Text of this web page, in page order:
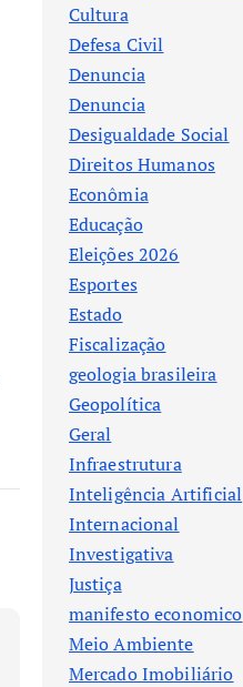
Cultura
Defesa Civil
Denuncia
Denuncia
Desigualdade Social
Direitos Humanos
Econômia
Educação
Eleições 2026
Esportes
Estado
Fiscalização
geologia brasileira
Geopolítica
Geral
Infraestrutura
Inteligência Artificial
Internacional
Investigativa
Justiça
manifesto economico
Meio Ambiente
Mercado Imobiliário